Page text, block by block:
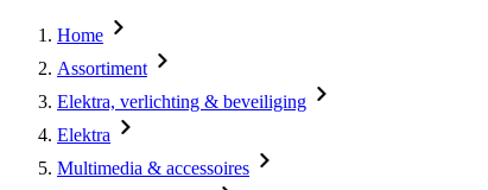
Home
Assortiment
Elektra, verlichting & beveiliging
Elektra
Multimedia & accessoires